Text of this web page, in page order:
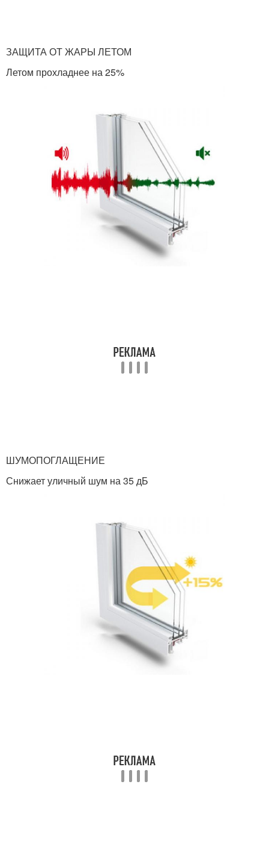
ЗАЩИТА ОТ ЖАРЫ ЛЕТОМ
Летом прохладнее на 25%
ШУМО­ПОГЛАЩЕНИЕ
Снижает уличный шум на 35 дБ